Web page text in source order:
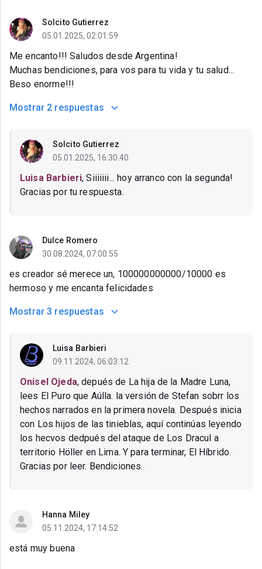
Solcito Gutierrez
05.01.2025, 02:01:59
Me encanto!!! Saludos desde Argentina!
Muchas bendiciones, para vos para tu vida y tu salud...
Beso enorme!!!
Mostrar 2 respuestas
Solcito Gutierrez
05.01.2025, 16:30:40
Luisa Barbieri, Siiiiiii... hoy arranco con la segunda!
Gracias por tu respuesta.
Dulce Romero
30.08.2024, 07:00:55
es creador sé merece un, 100000000000/10000 es
hermoso y me encanta felicidades
Mostrar 3 respuestas
Luisa Barbieri
09.11.2024, 06:03:12
Onisel Ojeda, depués de La hija de la Madre Luna,
lees El Puro que Aúlla. la versión de Stefan sobrr los
hechos narrados en la primera novela. Después inicia
con Los hijos de las tinieblas, aquí continúas leyendo
los hecvos dedpués del ataque de Los Dracul a
territorio Höller en Lima. Y para terminar, El Híbrido.
Gracias por leer. Bendiciones.
Hanna Miley
05.11.2024, 17:14:52
está muy buena